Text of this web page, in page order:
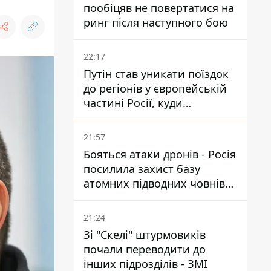
пообіцяв не повертатися на
ринг після наступного бою
22:17
Путін став уникати поїздок
до регіонів у європейській
частині Росії, куди
регулярно долітають дрони
21:57
Бояться атаки дронів - Росія
посилила захист базу
атомних підводних човнів
за 7400 км від України
21:24
Зі "Скелі" штурмовиків
почали переводити до
інших підрозділів - ЗМІ